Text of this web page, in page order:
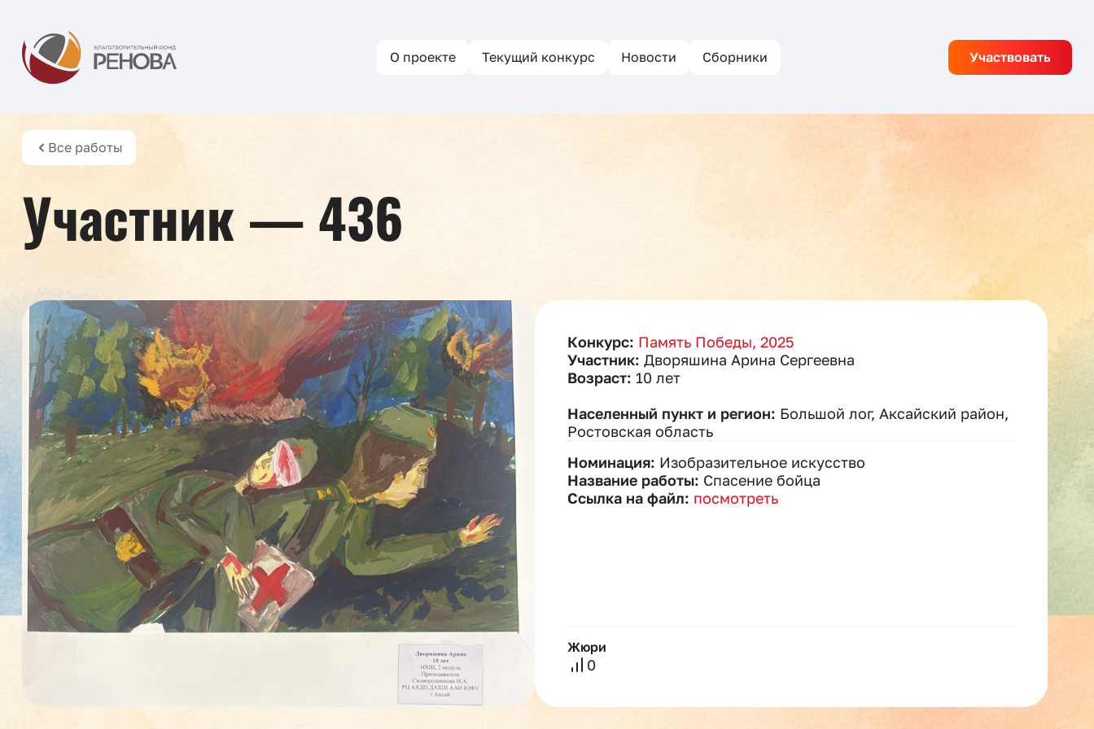
О проекте Текущий конкурс Новости Сборники Участвовать
Все работы
Участник — 436
Конкурс: Память Победы, 2025
Участник: Дворяшина Арина Сергеевна
Возраст: 10 лет
Населенный пункт и регион: Большой лог, Аксайский район,
Ростовская область
Номинация: Изобразительное искусство
Название работы: Спасение бойца
Ссылка на файл: посмотреть
Жюри
0